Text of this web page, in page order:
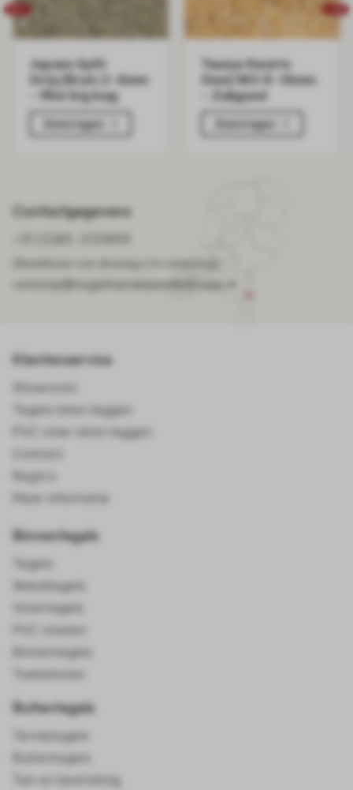
Japans Split
Grijs/Bruin 2-6mm
- Mini big bag
Aanvragen
Taunus Kwarts
Geel/Wit 8-16mm
- Zakgoed
Aanvragen
Contactgegevens
verkoop@tegelhandelpeelenmaas.nl
Klantenservice
Showroom
Tegels laten leggen
PVC vloer laten leggen
Regio's
Meer informatie
Binnentegels
Tegels
Wandtegels
Vloertegels
Binnentegels
Toebehoren
Buitentegels
Terrastegels
Buitentegels
Tuin en bestrating